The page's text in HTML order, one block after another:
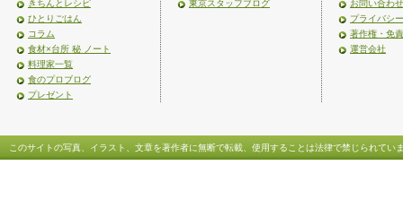
きちんとレシピ
ひとりごはん
コラム
食材×台所 秘 ノート
料理家一覧
食のプロブログ
プレゼント
東京スタッフブログ
お問い合わせ
プライバシ
著作権・免
運営会社
このサイトの写真、イラスト、文章を著作者に無断で転載、使用することは法律で禁じられてい